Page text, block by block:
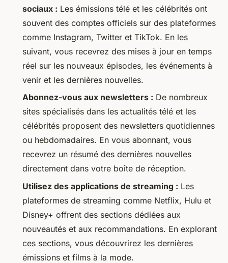
sociaux : Les émissions télé et les célébrités ont
souvent des comptes officiels sur des plateformes
comme Instagram, Twitter et TikTok. En les
suivant, vous recevrez des mises à jour en temps
réel sur les nouveaux épisodes, les événements à
venir et les dernières nouvelles.
Abonnez-vous aux newsletters : De nombreux
sites spécialisés dans les actualités télé et les
célébrités proposent des newsletters quotidiennes
ou hebdomadaires. En vous abonnant, vous
recevrez un résumé des dernières nouvelles
directement dans votre boîte de réception.
Utilisez des applications de streaming : Les
plateformes de streaming comme Netflix, Hulu et
Disney+ offrent des sections dédiées aux
nouveautés et aux recommandations. En explorant
ces sections, vous découvrirez les dernières
émissions et films à la mode.